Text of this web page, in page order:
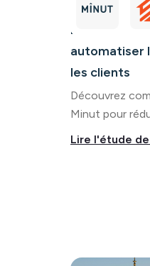
Comment
minimiser
automatiser
les clients
Découvrez
Minut pour
Lire l'étude